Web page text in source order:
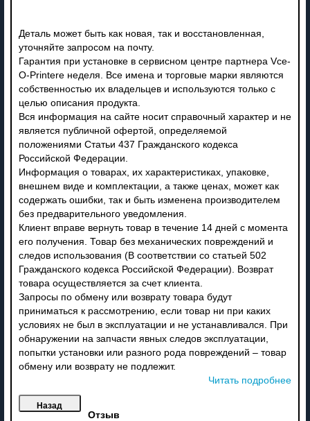
Деталь может быть как новая, так и восстановленная,
уточняйте запросом на почту.
Гарантия при установке в сервисном центре партнера Vce-
O-Printere неделя. Все имена и торговые марки являются
собственностью их владельцев и используются только с
целью описания продукта.
Вся информация на сайте носит справочный характер и не
является публичной офертой, определяемой
положениями Статьи 437 Гражданского кодекса
Российской Федерации.
Информация о товарах, их характеристиках, упаковке,
внешнем виде и комплектации, а также ценах, может как
содержать ошибки, так и быть изменена производителем
без предварительного уведомления.
Клиент вправе вернуть товар в течение 14 дней с момента
его получения. Товар без механических повреждений и
следов использования (В соответствии со статьей 502
Гражданского кодекса Российской Федерации). Возврат
товара осуществляется за счет клиента.
Запросы по обмену или возврату товара будут
приниматься к рассмотрению, если товар ни при каких
условиях не был в эксплуатации и не устанавливался. При
обнаружении на запчасти явных следов эксплуатации,
попытки установки или разного рода повреждений – товар
обмену или возврату не подлежит.
Читать подробнее
Отзыв